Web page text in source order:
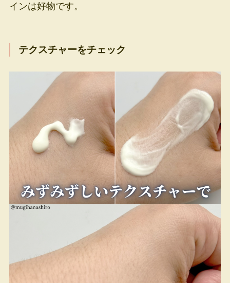
インは好物です。
テクスチャーをチェック